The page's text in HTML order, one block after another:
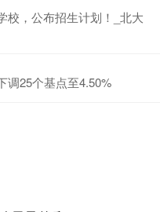
校，公布招生计划！_北大
调25个基点至4.50%